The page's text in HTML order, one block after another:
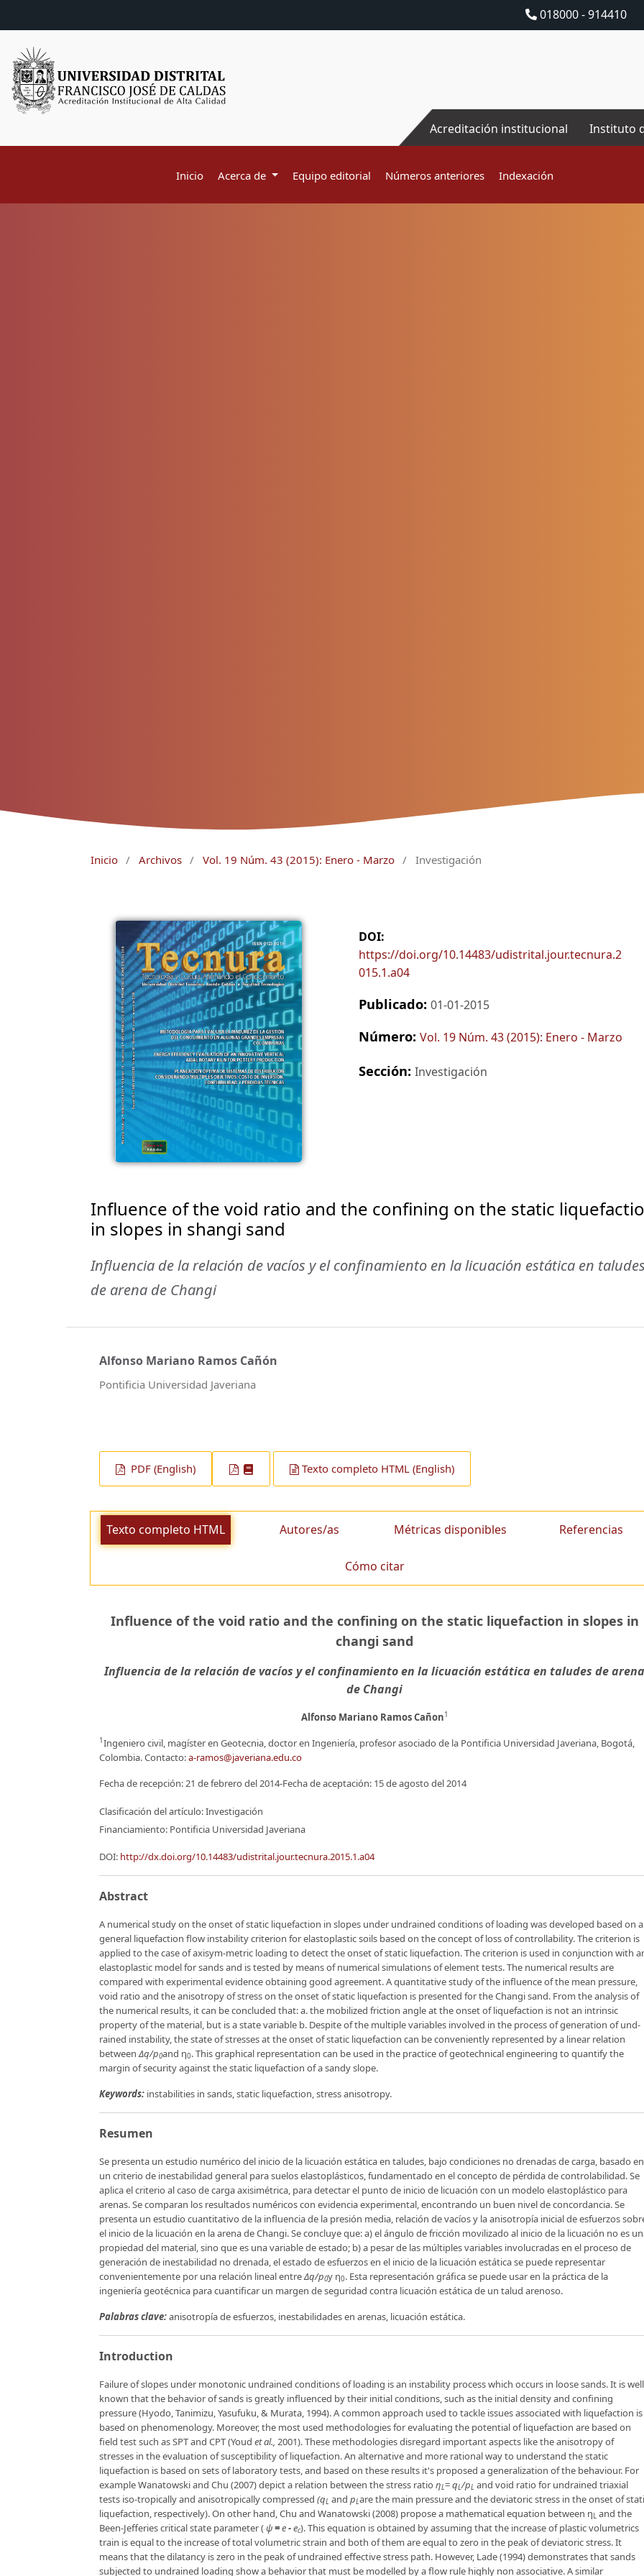
018000 - 914410
Acreditación institucional Instituto
Inicio Acerca de Equipo editorial Números anteriores Indexación
Inicio / Archivos / Vol. 19 Núm. 43 (2015): Enero - Marzo / Investigación
DOI:
https://doi.org/10.14483/udistrital.jour.tecnura.2
015.1.a04
Publicado: 01-01-2015
Número: Vol. 19 Núm. 43 (2015): Enero - Marzo
Sección: Investigación
Influence of the void ratio and the confining on the static
in slopes in shangi sand
Influencia de la relación de vacíos y el confinamiento en la licuación estática en taludes
de arena de Changi
Alfonso Mariano Ramos Cañón
Pontificia Universidad Javeriana
PDF (English) Texto completo HTML (English)
Texto completo HTML Autores/as Métricas disponibles Referencias
Cómo citar
Influence of the void ratio and the confining on the static liquefaction in slopes in
changi sand
Influencia de la relación de vacíos y el confinamiento en la licuación estática en taludes de arena
de Changi
Alfonso Mariano Ramos Cañon1
1Ingeniero civil, magíster en Geotecnia, doctor en Ingeniería, profesor asociado de la Pontificia Universidad Javeriana, Bogotá,
Colombia. Contacto:a-ramos@javeriana.edu.co
Fecha de recepción: 21 de febrero del 2014-Fecha de aceptación: 15 de agosto del 2014
Clasificación del artículo: Investigación
Financiamiento: Pontificia Universidad Javeriana
DOI: http://dx.doi.org/10.14483/udistrital.jour.tecnura.2015.1.a04
Abstract
A numerical study on the onset of static liquefaction in slopes under undrained conditions of loading was developed based on a
general liquefaction flow instability criterion for elastoplastic soils based on the concept of loss of controllability. The criterion is
applied to the case of axisym-metric loading to detect the onset of static liquefaction. The criterion is used in conjunction with
elastoplastic model for sands and is tested by means of numerical simulations of element tests. The numerical results are
compared with experimental evidence obtaining good agreement. A quantitative study of the influence of the mean pressure,
void ratio and the anisotropy of stress on the onset of static liquefaction is presented for the Changi sand. From the analysis of
the numerical results, it can be concluded that: a. the mobilized friction angle at the onset of liquefaction is not an intrinsic
property of the material, but is a state variable b. Despite of the multiple variables involved in the process of generation of und-
rained instability, the state of stresses at the onset of static liquefaction can be conveniently represented by a linear relation
betweenΔq/p0and η0. This graphical representation can be used in the practice of geotechnical engineering to quantify the
margin of security against the static liquefaction of a sandy slope.
Keywords: instabilities in sands, static liquefaction, stress anisotropy.
Resumen
Se presenta un estudio numérico del inicio de la licuación estática en taludes, bajo condiciones no drenadas de carga, basado en
un criterio de inestabilidad general para suelos elastoplásticos, fundamentado en el concepto de pérdida de controlabilidad. Se
aplica el criterio al caso de carga axisimétrica, para detectar el punto de inicio de licuación con un modelo elastoplástico para
arenas. Se comparan los resultados numéricos con evidencia experimental, encontrando un buen nivel de concordancia. Se
presenta un estudio cuantitativo de la influencia de la presión media, relación de vacíos y la anisotropía inicial de esfuerzos
el inicio de la licuación en la arena de Changi. Se concluye que: a) el ángulo de fricción movilizado al inicio de la licuación no es
propiedad del material, sino que es una variable de estado; b) a pesar de las múltiples variables involucradas en el proceso de
generación de inestabilidad no drenada, el estado de esfuerzos en el inicio de la licuación estática se puede representar
convenientemente por una relación lineal entreΔq/p0y η0. Esta representación gráfica se puede usar en la práctica de la
ingeniería geotécnica para cuantificar un margen de seguridad contra licuación estática de un talud arenoso.
Palabras clave:anisotropía de esfuerzos, inestabilidades en arenas, licuación estática.
Introduction
Failure of slopes under monotonic undrained conditions of loading is an instability process which occurs in loose sands. It is well
known that the behavior of sands is greatly influenced by their initial conditions, such as the initial density and confining
pressure (Hyodo, Tanimizu, Yasufuku, & Murata, 1994). A common approach used to tackle issues associated with liquefaction is
based on phenomenology. Moreover, the most used methodologies for evaluating the potential of liquefaction are based on
field test such as SPT and CPT (Youd et al., 2001). These methodologies disregard important aspects like the anisotropy of
stresses in the evaluation of susceptibility of liquefaction. An alternative and more rational way to understand the static
liquefaction is based on sets of laboratory tests, and based on these results it's proposed a generalization of the behaviour. For
example Wanatowski and Chu (2007) depict a relation between the stress ratio ηL=qL/pL and void ratio for undrained triaxial
tests iso-tropically and anisotropically compressed (qL and pLare the main pressure and the deviatoric stress in the onset of
liquefaction, respectively). On other hand, Chu and Wanatowski (2008) propose a mathematical equation between ηL and the
Been-Jefferies critical state parameter ( ψ=e-ec). This equation is obtained by assuming that the increase of plastic volumetrics
train is equal to the increase of total volumetric strain and both of them are equal to zero in the peak of deviatoric stress. It
means that the dilatancy is zero in the peak of undrained effective stress path. However, Lade (1994) demonstrates that sands
subjected to undrained loading show a behavior that must be modelled by a flow rule highly non associative. A similar